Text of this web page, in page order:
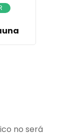
no será